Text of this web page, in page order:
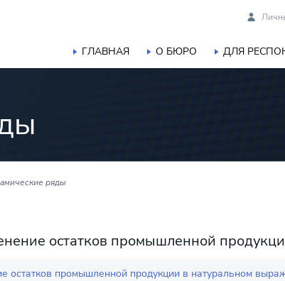
ГЛАВНАЯ О БЮРО ДЛЯ
ряды
остатков промышленной
остатков промышленной продукции в натуральном